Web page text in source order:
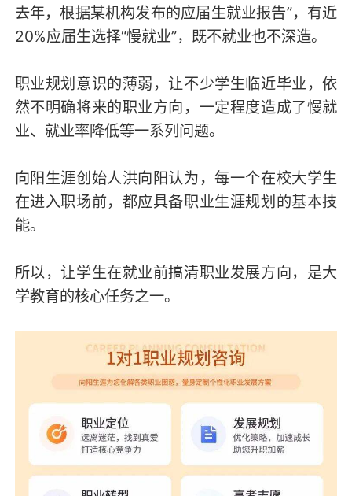
去年，根据某机构发布的应届生就业报告”，有近
20%应届生选择“慢就业”，既不就业也不深造。
职业规划意识的薄弱，让不少学生临近毕业，依
然不明确将来的职业方向，一定程度造成了慢就
业、就业率降低等一系列问题。
向阳生涯创始人洪向阳认为，每一个在校大学生
在进入职场前，都应具备职业生涯规划的基本技
能。
所以，让学生在就业前搞清职业发展方向，是大
学教育的核心任务之一。